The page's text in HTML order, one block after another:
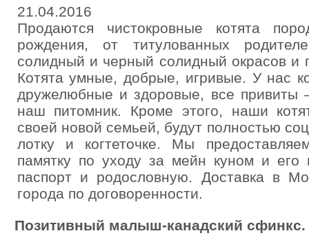
21.04.2016
Продаются чистокровные котята
рождения, от титулованных
солидный и черный солидный окрасов и
Котята умные, добрые, игривые. У нас
дружелюбные и здоровые, все привиты
наш питомник. Кроме этого, наши
своей новой семьей, будут полностью
лотку и когтеточке. Мы
памятку по уходу за мейн куном и его
паспорт и родословную. Доставка в
города по договоренности.
Позитивный малыш-канадский сфинкс.